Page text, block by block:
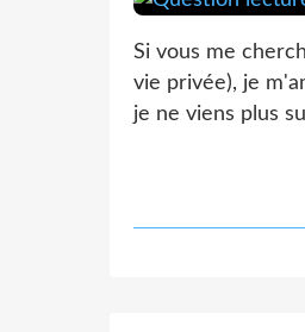
Si vous me
vie privée), je
je ne viens plus